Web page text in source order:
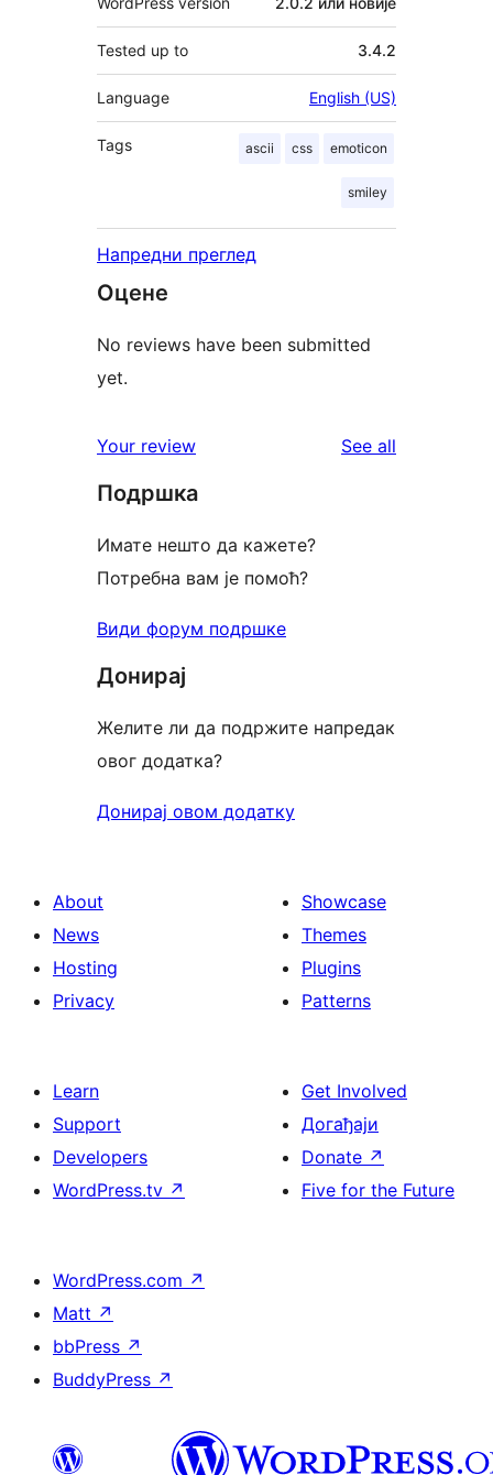
Tested up to 3.4.2
Language English (US)
Tags ascii css emoticon
smiley
Напредни преглед
Оцене
No reviews have been submitted
yet.
Your review See all
Подршка
Имате нешто да кажете?
Потребна вам је помоћ?
Види форум подршке
Донирај
Желите ли да подржите напредак
овог додатка?
Донирај овом додатку
About
News
Hosting
Privacy
Showcase
Themes
Plugins
Patterns
Learn
Support
Developers
WordPress.tv ↗
Get Involved
Догађаји
Donate ↗
Five for the Future
WordPress.com ↗
Matt ↗
bbPress ↗
BuddyPress ↗